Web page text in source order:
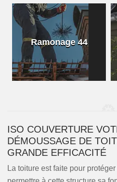
Ramonage 44
ISO COUVERTURE
DÉMOUSSAGE DE
GRANDE EFFICACITÉ
La toiture est faite pour